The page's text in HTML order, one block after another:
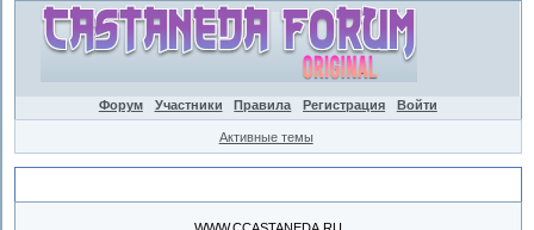
Форум Участники Правила Регистрация Войти
Активные темы
WWW.CCASTANEDA.RU